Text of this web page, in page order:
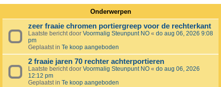
Onderwerpen
zeer fraaie chromen portiergreep voor de rechterkant
Laatste bericht door Voormalig Steunpunt NO « do aug 06, 2026 9:08
pm
Geplaatst in Te koop aangeboden
2 fraaie jaren 70 rechter achterportieren
Laatste bericht door Voormalig Steunpunt NO « do aug 06, 2026
12:12 pm
Geplaatst in Te koop aangeboden